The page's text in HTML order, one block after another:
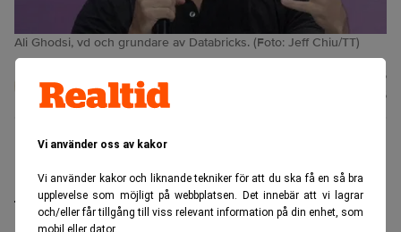
Vi använder oss av kakor
Vi använder kakor och liknande tekniker för att du ska få en så bra
upplevelse som möjligt på webbplatsen. Det innebär att vi lagrar
och/eller får tillgång till viss relevant information på din enhet, som
Ali Ghodsi, vd och grundare av Databricks. (Foto: Jeff Chiu/TT)
Colliander
17 juli 2026
17 juli 2026
Databricks har skrivit under ett term sheet för en ny
finansieringsrunda som värderar bolaget till 188
miljarder dollar, motsvarande omkring 1 750 miljarder